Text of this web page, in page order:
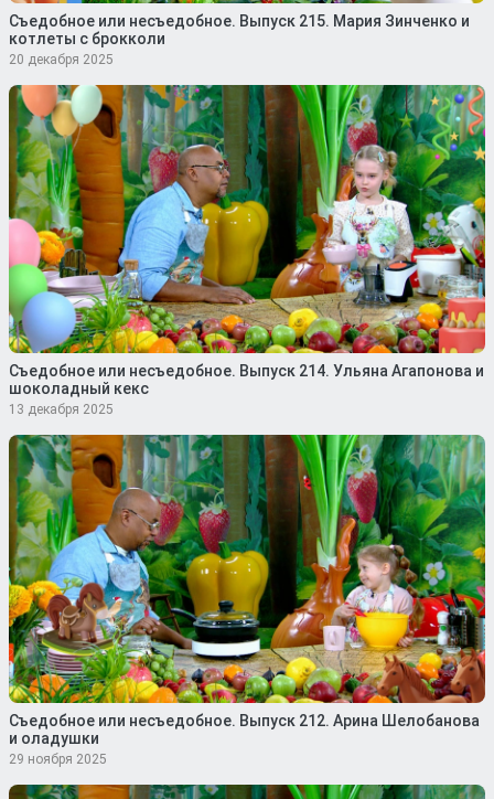
Съедобное или несъедобное. Выпуск 215. Мария Зинченко и
котлеты с брокколи
20 декабря 2025
Съедобное или несъедобное. Выпуск 214. Ульяна Агапонова и
шоколадный кекс
13 декабря 2025
Съедобное или несъедобное. Выпуск 212. Арина Шелобанова
и оладушки
29 ноября 2025